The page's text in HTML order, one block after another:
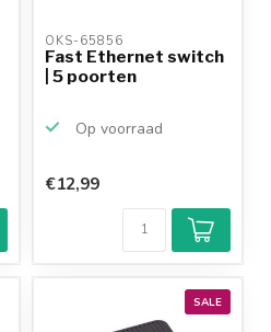
OKS-65856
Fast Ethernet switch
| 5 poorten
Op voorraad
€12,99
SALE